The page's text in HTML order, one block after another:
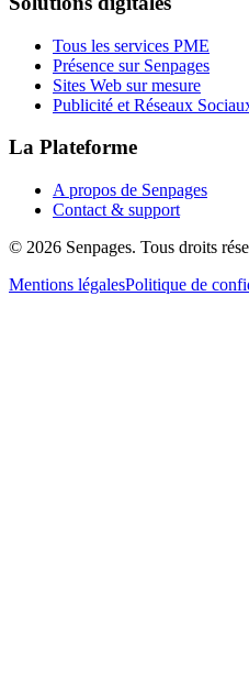
Tous les services PME
Présence sur Senpages
Sites Web sur mesure
Publicité et Réseaux
La Plateforme
A propos de Senpages
Contact & support
© 2026 Senpages. Tous droits
Mentions légalesPolitique de